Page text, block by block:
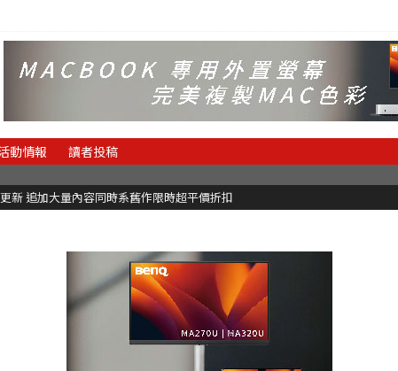
動情報 讀者投稿
新 追加大量內容同時系舊作限時超平價折扣